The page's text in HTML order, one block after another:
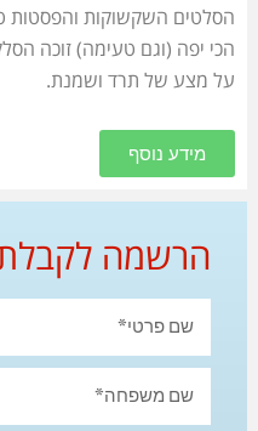
הסלטים השקשוקות והפסטות
הכי יפה (וגם טעימה) זוכה
על מצע של תרד ושמנת.
מידע נוסף
הרשמה לקבלת